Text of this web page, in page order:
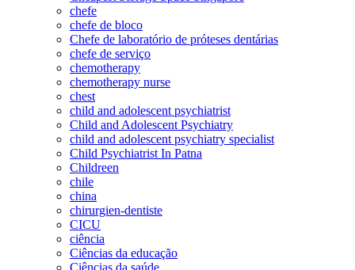
chefe
chefe de bloco
Chefe de laboratório de próteses dentárias
chefe de serviço
chemotherapy
chemotherapy nurse
chest
child and adolescent psychiatrist
Child and Adolescent Psychiatry
child and adolescent psychiatry specialist
Child Psychiatrist In Patna
Childreen
chile
china
chirurgien-dentiste
CICU
ciência
Ciências da educação
Ciências da saúde